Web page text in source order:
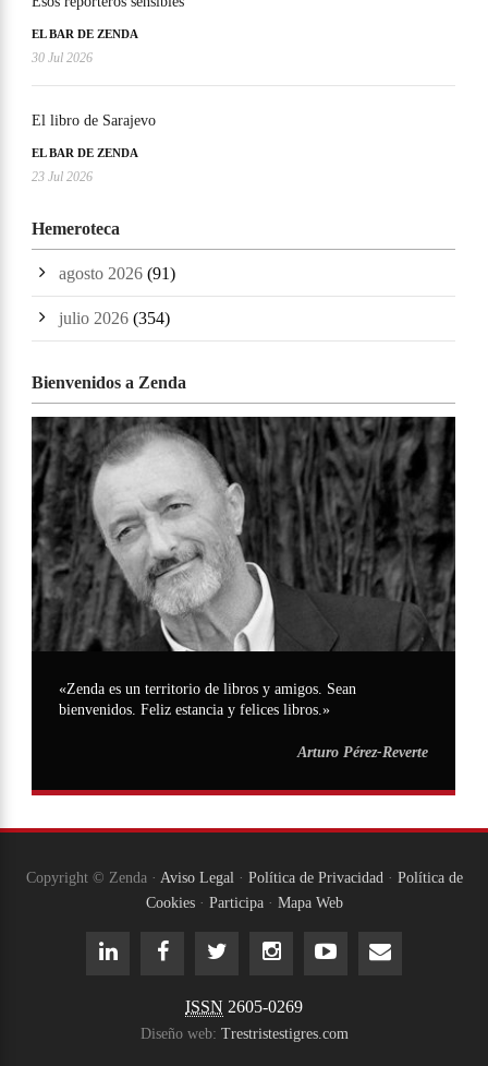
EL BAR DE ZENDA
30 Jul 2026
El libro de Sarajevo
EL BAR DE ZENDA
23 Jul 2026
Hemeroteca
agosto 2026 (91)
julio 2026 (354)
Bienvenidos a Zenda
«Zenda es un territorio de libros y amigos. Sean
bienvenidos. Feliz estancia y felices libros.»
Arturo Pérez-Reverte
Copyright © Zenda · Aviso Legal · Política de Privacidad · Política de
Cookies· Participa· Mapa Web
ISSN 2605-0269
Diseño web: Trestristestigres.com